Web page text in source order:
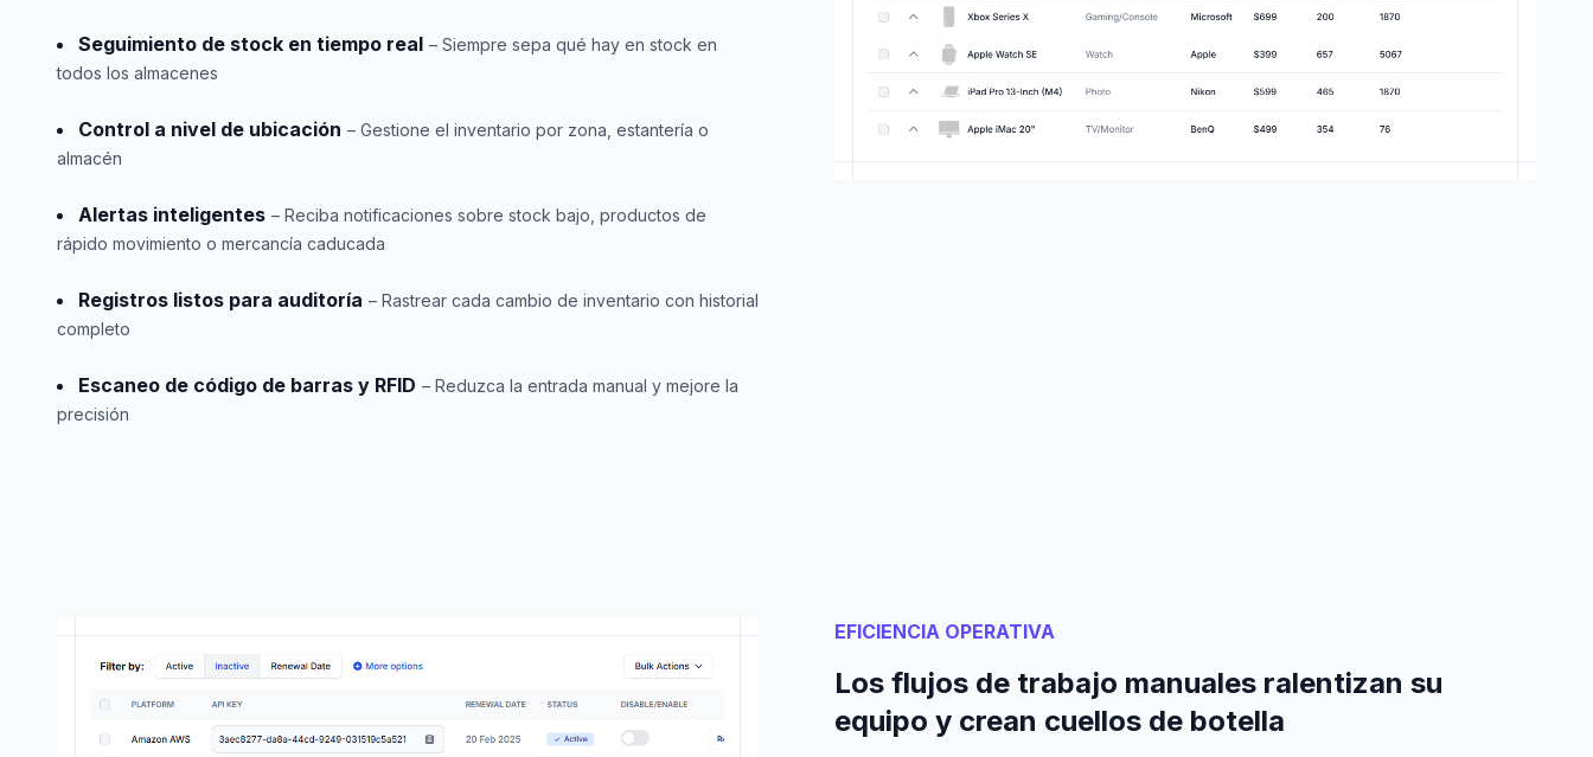
Seguimiento de stock en tiempo real – Siempre sepa qué hay en stock en
todos los almacenes
Control a nivel de ubicación – Gestione el inventario por zona, estantería o
almacén
Alertas inteligentes – Reciba notificaciones sobre stock bajo, productos de
rápido movimiento o mercancía caducada
Registros listos para auditoría – Rastrear cada cambio de inventario con historial
completo
Escaneo de código de barras y RFID – Reduzca la entrada manual y mejore la
precisión
EFICIENCIA OPERATIVA
Los flujos de trabajo manuales ralentizan su
equipo y crean cuellos de botella